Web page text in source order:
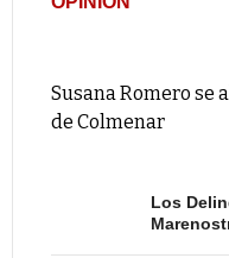
Susana Romero se
de Colmenar
Los